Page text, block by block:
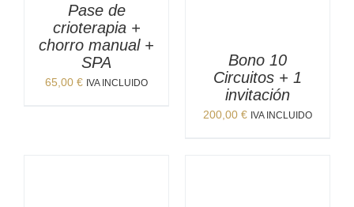
Pase de
crioterapia +
chorro manual +
SPA
65,00 € IVA INCLUIDO
Bono 10
Circuitos + 1
invitación
200,00 € IVA INCLUIDO